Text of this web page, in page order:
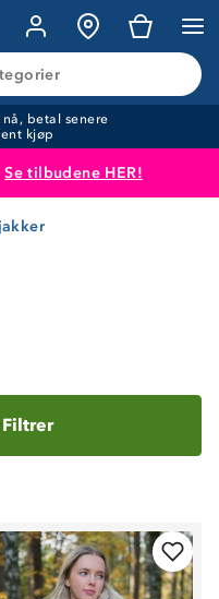
nå, betal senere
kjøp
Se tilbudene HER!
Filtrer